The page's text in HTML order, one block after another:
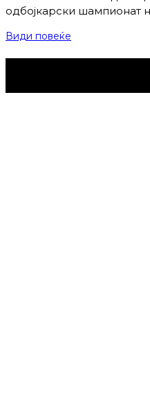
одбојкарски шампионат
Види повеќе